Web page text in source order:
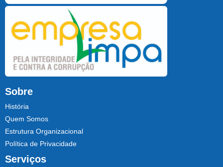
Sobre
História
Quem Somos
Estrutura Organizacional
Política de Privacidade
Serviços